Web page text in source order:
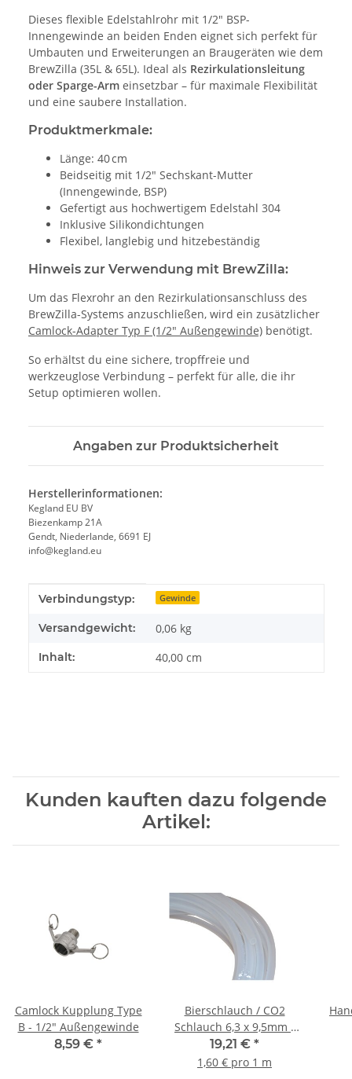
Dieses flexible Edelstahlrohr mit 1/2" BSP-
Innengewinde an beiden Enden eignet sich perfekt für
Umbauten und Erweiterungen an Braugeräten wie dem
BrewZilla (35L & 65L). Ideal als Rezirkulationsleitung
oder Sparge-Arm einsetzbar – für maximale Flexibilität
und eine saubere Installation.
Produktmerkmale:
Länge: 40 cm
Beidseitig mit 1/2" Sechskant-Mutter
(Innengewinde, BSP)
Gefertigt aus hochwertigem Edelstahl 304
Inklusive Silikondichtungen
Flexibel, langlebig und hitzebeständig
Hinweis zur Verwendung mit BrewZilla:
Um das Flexrohr an den Rezirkulationsanschluss des
BrewZilla-Systems anzuschließen, wird ein zusätzlicher
Camlock-Adapter Typ F (1/2" Außengewinde) benötigt.
So erhältst du eine sichere, tropffreie und
werkzeuglose Verbindung – perfekt für alle, die ihr
Setup optimieren wollen.
Angaben zur Produktsicherheit
Herstellerinformationen:
Kegland EU BV
Biezenkamp 21A
Gendt, Niederlande, 6691 EJ
info@kegland.eu
Produkteigenschaft
Wert
Verbindungstyp: Gewinde
Versandgewicht: 0,06 kg
Inhalt: 40,00 cm
Kunden kauften dazu folgende
Artikel:
Camlock Kupplung Type
B - 1/2" Außengewinde
8,59 € *
Bierschlauch / CO2
Schlauch 6,3 x 9,5mm -
12m
19,21 € *
1,60 € pro 1 m